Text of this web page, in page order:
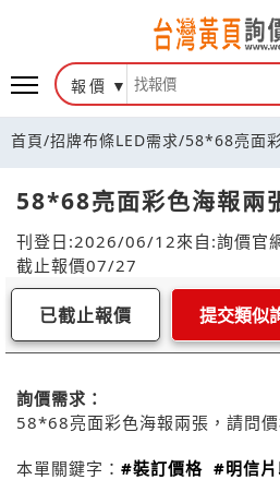
報價
首頁/招牌布條LED需求/58*68亮面
58*68亮面彩色海報兩
刊登日:2026/06/12來自:詢價官
截止報價07/27
已截止報價 提交類似
詢價需求：
58*68亮面彩色海報兩張，請問
本單關鍵字： #裝訂價格 #明信片